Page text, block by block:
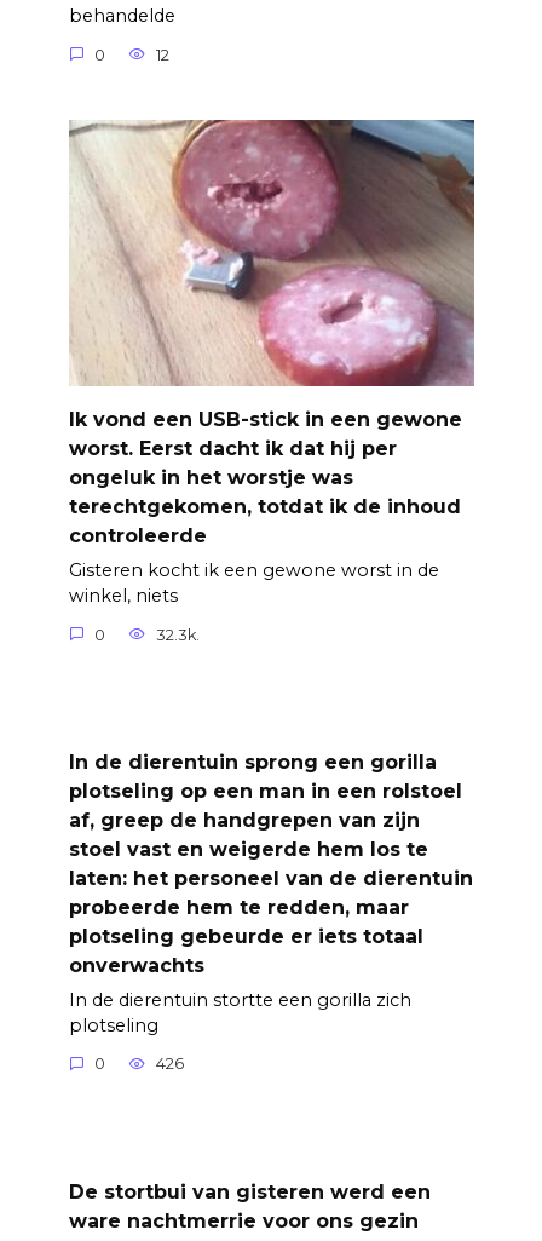
behandelde
0 12
Ik vond een USB-stick in een gewone
worst. Eerst dacht ik dat hij per
ongeluk in het worstje was
terechtgekomen, totdat ik de inhoud
controleerde
Gisteren kocht ik een gewone worst in de
winkel, niets
0 32.3k.
In de dierentuin sprong een gorilla
plotseling op een man in een rolstoel
af, greep de handgrepen van zijn
stoel vast en weigerde hem los te
laten: het personeel van de dierentuin
probeerde hem te redden, maar
plotseling gebeurde er iets totaal
onverwachts
In de dierentuin stortte een gorilla zich
plotseling
0 426
De stortbui van gisteren werd een
ware nachtmerrie voor ons gezin